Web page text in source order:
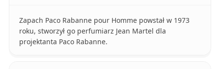
Zapach Paco Rabanne pour Homme powstał w 1973
roku, stworzył go perfumiarz Jean Martel dla
projektanta Paco Rabanne.